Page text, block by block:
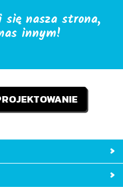
się nasza strona,
innym!